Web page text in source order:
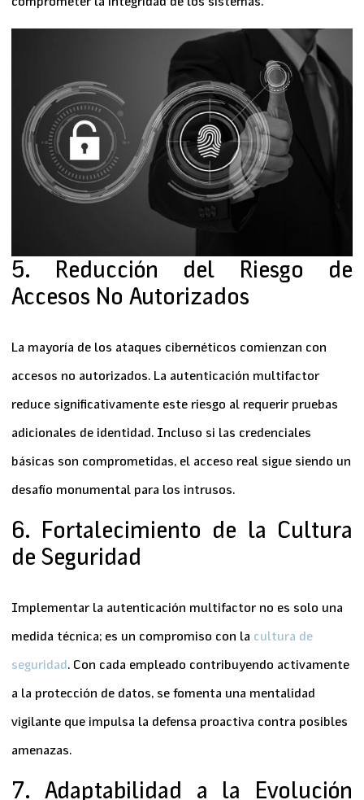
5. Reducción del Riesgo de
Accesos No Autorizados
La mayoría de los ataques cibernéticos comienzan con
accesos no autorizados. La autenticación multifactor
reduce significativamente este riesgo al requerir pruebas
adicionales de identidad. Incluso si las credenciales
básicas son comprometidas, el acceso real sigue siendo un
desafío monumental para los intrusos.
6. Fortalecimiento de la Cultura
de Seguridad
Implementar la autenticación multifactorno es solo una
medida técnica; es un compromiso con la cultura de
seguridad. Con cada empleado contribuyendo activamente
a la protección de datos, se fomenta una mentalidad
vigilante que impulsa la defensa proactiva contra posibles
amenazas.
7. Adaptabilidad a la Evolución